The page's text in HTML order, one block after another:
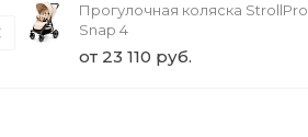
Прогулочная коляска StrollPro
Snap 4
от 23 110 руб.